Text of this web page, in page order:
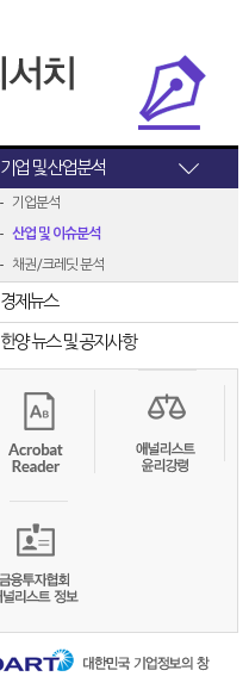
기업 및 산업분석
기업분석
산업 및 이슈분석
채권/크레딧 분석
경제뉴스
한양 뉴스 및 공지사항